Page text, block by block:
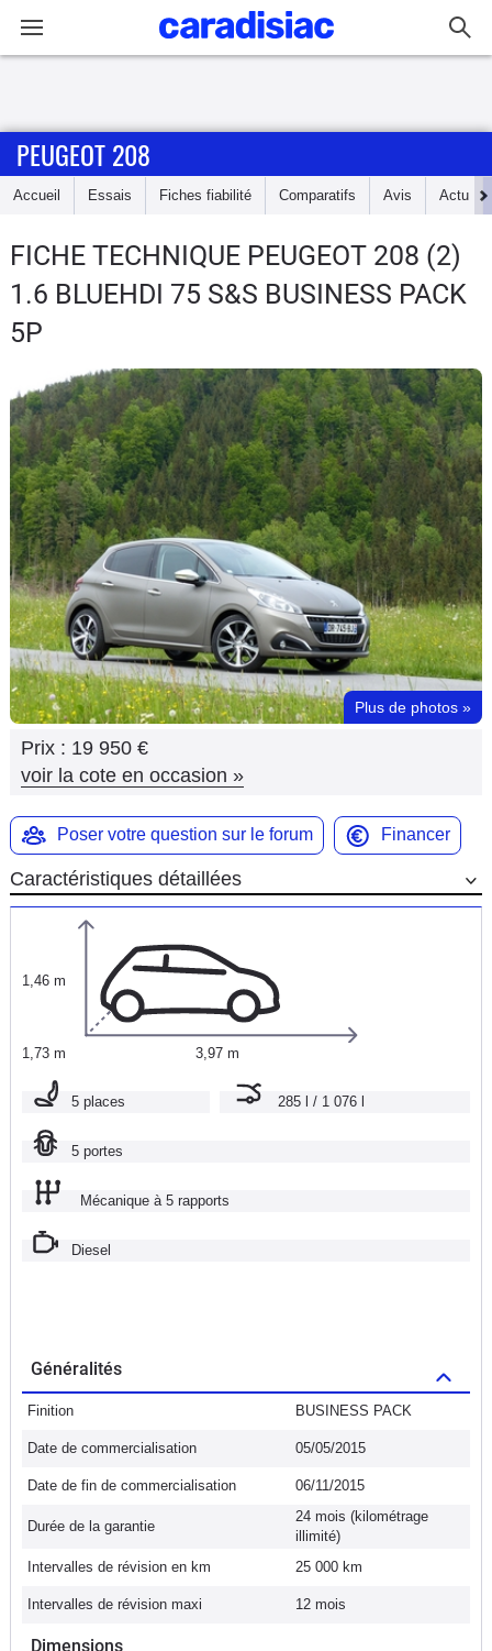
Accueil
Essais
Guide
d'achat
Electriques
Utilitaires
Flottes
Auto
Services
Forum
Moto
Marques
PEUGEOT 208
Accueil Essais Fiches fiabilité Comparatifs Avis Actu
FICHE TECHNIQUE PEUGEOT 208 (2)
1.6 BLUEHDI 75 S&S BUSINESS PACK
5P
Plus de photos »
Prix : 19 950 €
voir la cote en occasion »
Poser votre question sur le forum Financer
Caractéristiques détaillées
1,46 m
1,73 m 3,97 m
5 places 285 l / 1 076 l
5 portes
Mécanique à 5 rapports
Diesel
Généralités
Finition BUSINESS PACK
Date de commercialisation 05/05/2015
Date de fin de commercialisation 06/11/2015
Durée de la garantie
24 mois (kilométrage
illimité)
Intervalles de révision en km
25 000 km
Intervalles de révision maxi 12 mois
Dimensions